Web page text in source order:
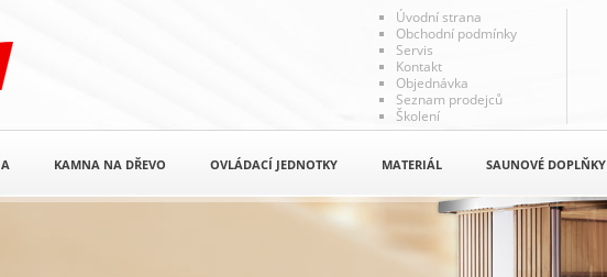
Úvodní strana
Obchodní podmínky
Servis
Kontakt
Objednávka
Seznam prodejců
Školení
KAMNA NA DŘEVO OVLÁDACÍ JEDNOTKY MATERIÁL SAUNOVÉ DOPLŇKY